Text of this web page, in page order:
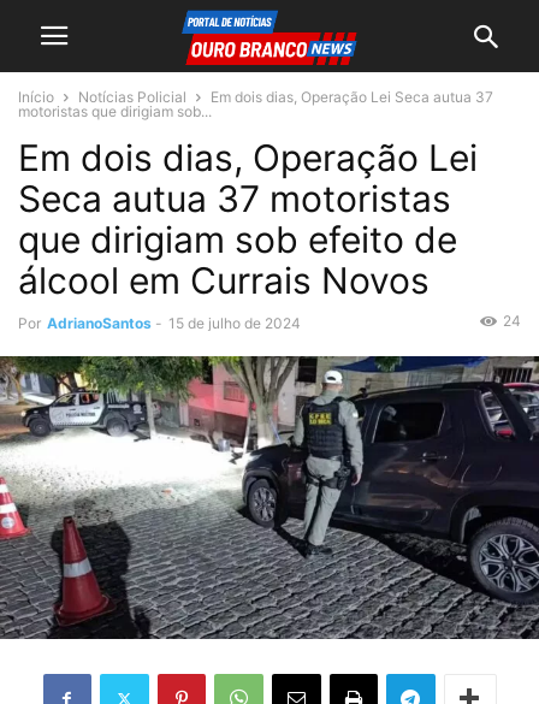
Início Notícias Policial
Em dois dias, Operação Lei Seca autua 37
motoristas que dirigiam sob...
Em dois dias, Operação Lei
Seca autua 37 motoristas
que dirigiam sob efeito de
álcool em Currais Novos
Por AdrianoSantos - 15 de julho de 2024 24